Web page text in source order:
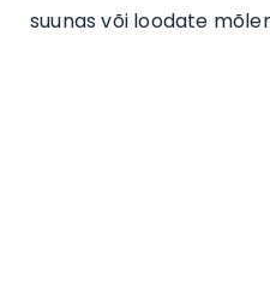
suunas või loodate